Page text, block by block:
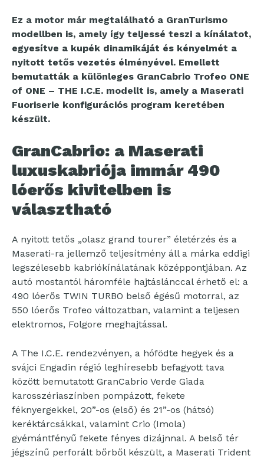
Ez a motor már megtalálható a GranTurismo
modellben is, amely így teljessé teszi a kínálatot,
egyesítve a kupék dinamikáját és kényelmét a
nyitott tetős vezetés élményével. Emellett
bemutatták a különleges GranCabrio Trofeo ONE
of ONE – THE I.C.E. modellt is, amely a Maserati
Fuoriserie konfigurációs program keretében
készült.
GranCabrio: a Maserati
luxuskabriója immár 490
lóerős kivitelben is
választható
A nyitott tetős „olasz grand tourer” életérzés és a
Maserati-ra jellemző teljesítmény áll a márka eddigi
legszélesebb kabriókínálatának középpontjában. Az
autó mostantól háromféle hajtáslánccal érhető el: a
490 lóerős TWIN TURBO belső égésű motorral, az
550 lóerős Trofeo változatban, valamint a teljesen
elektromos, Folgore meghajtással.
A The I.C.E. rendezvényen, a hófödte hegyek és a
svájci Engadin régió leghíresebb befagyott tava
között bemutatott GranCabrio Verde Giada
karosszériaszínben pompázott, fekete
féknyergekkel, 20”-os (első) és 21”-os (hátsó)
keréktárcsákkal, valamint Crio (Imola)
gyémántfényű fekete fényes dizájnnal. A belső tér
jégszínű perforált bőrből készült, a Maserati Trident